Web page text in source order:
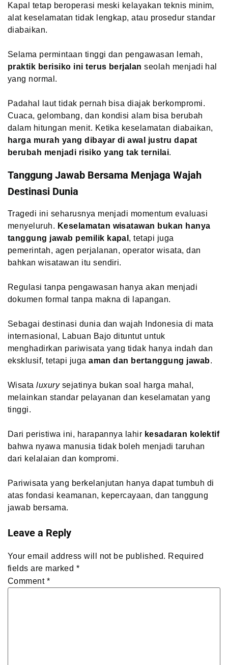
Kapal tetap beroperasi meski kelayakan teknis minim,
alat keselamatan tidak lengkap, atau prosedur standar
diabaikan.
Selama permintaan tinggi dan pengawasan lemah,
praktik berisiko ini terus berjalan seolah menjadi hal
yang normal.
Padahal laut tidak pernah bisa diajak berkompromi.
Cuaca, gelombang, dan kondisi alam bisa berubah
dalam hitungan menit. Ketika keselamatan diabaikan,
harga murah yang dibayar di awal justru dapat
berubah menjadi risiko yang tak ternilai.
Tanggung Jawab Bersama Menjaga Wajah
Destinasi Dunia
Tragedi ini seharusnya menjadi momentum evaluasi
menyeluruh. Keselamatan wisatawan bukan hanya
tanggung jawab pemilik kapal , tetapi juga
pemerintah, agen perjalanan, operator wisata, dan
bahkan wisatawan itu sendiri.
Regulasi tanpa pengawasan hanya akan menjadi
dokumen formal tanpa makna di lapangan.
Sebagai destinasi dunia dan wajah Indonesia di mata
internasional, Labuan Bajo dituntut untuk
menghadirkan pariwisata yang tidak hanya indah dan
eksklusif, tetapi jugaaman dan bertanggung jawab.
Wisataluxurysejatinya bukan soal harga mahal,
melainkan standar pelayanan dan keselamatan yang
tinggi.
Dari peristiwa ini, harapannya lahir kesadaran kolektif
bahwa nyawa manusia tidak boleh menjadi taruhan
dari kelalaian dan kompromi.
Pariwisata yang berkelanjutan hanya dapat tumbuh di
atas fondasi keamanan, kepercayaan, dan tanggung
jawab bersama.
Leave a Reply
Your email address will not be published. Required
fields are marked *
Comment *